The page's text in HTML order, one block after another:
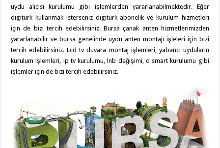
uydu alıcısı kurulumu gibi işlemlerden yararlanabilmektedir. Eğer
digiturk kullanmak isterseniz digiturk abonelik ve kurulum hizmetleri
için de bizi tercih edebilirsiniz. Bursa çanak anten hizmetlerimizden
yararlanabilir ve bursa genelinde uydu anten montajı işleleri için bizi
tercih edebilirsiniz. Lcd tv duvara montaj işlemleri, yabancı uyduların
kurulum işlemleri, ip tv kurulumu, lnb değişimi, d smart kurulumu gibi
işlemler için de bizi tercih edebilirsiniz.